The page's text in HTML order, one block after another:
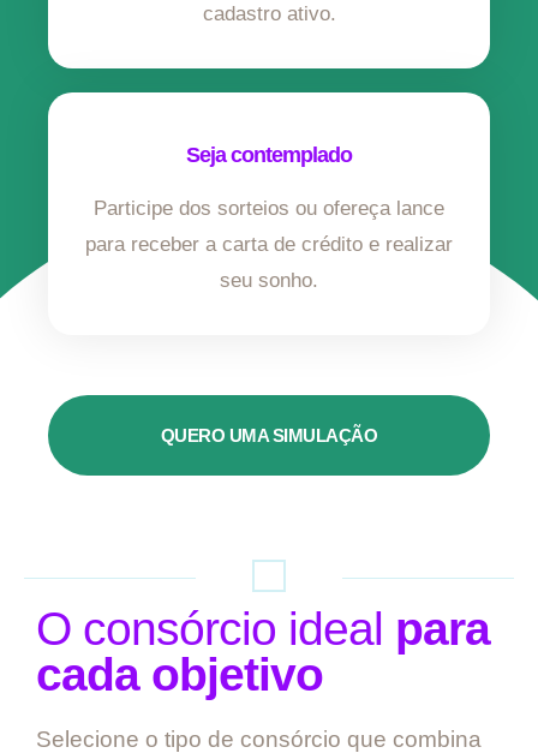
cadastro ativo.
Seja contemplado
Participe dos sorteios ou ofereça lance
para receber a carta de crédito e realizar
seu sonho.
QUERO UMA SIMULAÇÃO
O consórcio ideal para
cada objetivo
Selecione o tipo de consórcio que combina